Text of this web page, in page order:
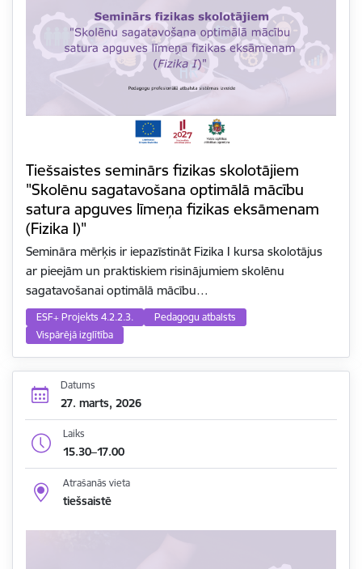
Tiešsaistes seminārs fizikas skolotājiem
"Skolēnu sagatavošana optimālā mācību
satura apguves līmeņa fizikas eksāmenam
(Fizika I)"
Semināra mērķis ir iepazīstināt Fizika I kursa skolotājus
ar pieejām un praktiskiem risinājumiem skolēnu
sagatavošanai optimālā mācību…
ESF+ Projekts 4.2.2.3.
Pedagogu atbalsts
Vispārējā izglītība
Datums
27. marts, 2026
Laiks
15.30–17.00
Atrašanās vieta
tiešsaistē